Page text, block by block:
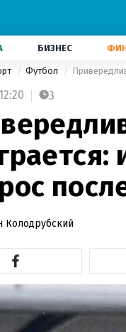
БИЗНЕС
Футбол
12:20 3
Колодрубский